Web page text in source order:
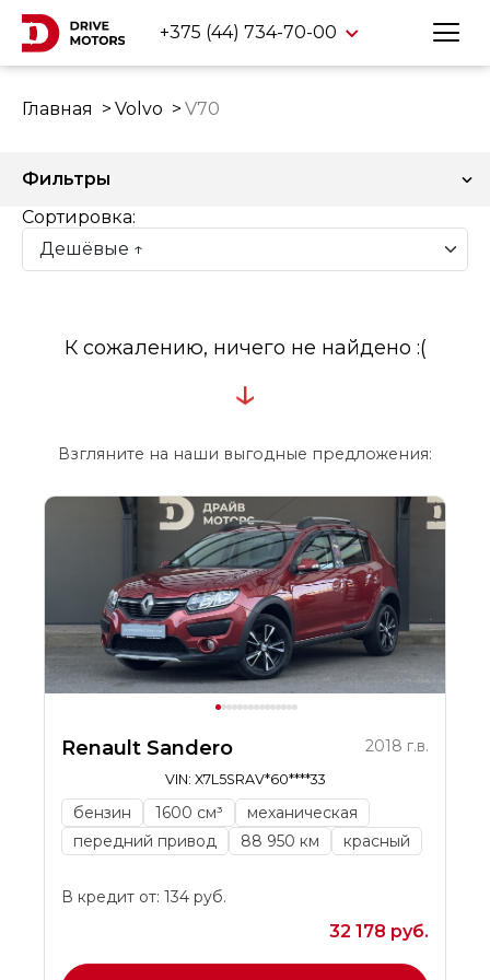
+375 (44) 734-70-00
Главная Volvo V70
Фильтры
Сортировка:
К сожалению, ничего не найдено :(
↓
Взгляните на наши выгодные предложения:
Renault Sandero 2018 г.в.
VIN: X7L5SRAV*60****33
бензин 1600 см³
механическая
передний привод
88 950 км красный
В кредит от: 134 руб.
32 178 руб.